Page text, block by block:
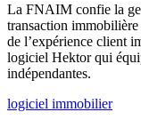
La FNAIM confie la
transaction
de l’expérience client
logiciel Hektor qui
indépendantes.
logiciel immobilier